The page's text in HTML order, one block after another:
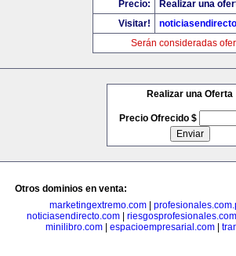
Precio:
Realizar una
Visitar!
Serán consideradas
Realizar una Oferta
Precio Ofrecido $
Otros dominios en venta:
marketingextremo.com|
noticiasendirecto.com
riesgosprofesionales.com
minilibro.com| espacioempresarial.com|